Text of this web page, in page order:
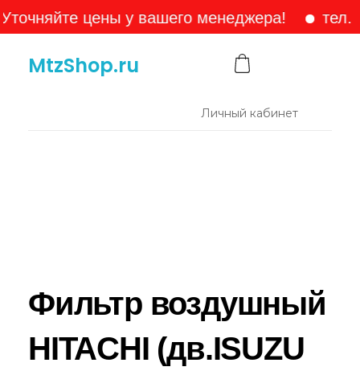
цены у вашего менеджера! тел. +7-
MtzShop.ru
Личный кабинет
Фильтр воздушный
HITACHI (дв.ISUZU